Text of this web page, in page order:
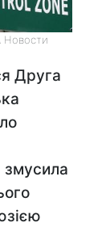
Новости
Друга
змусила